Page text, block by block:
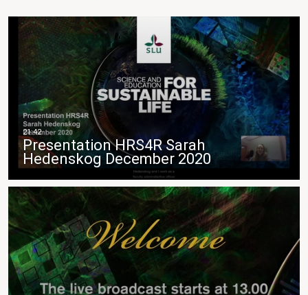
Presentation HRS4R Sarah
Hedenskog December 2020